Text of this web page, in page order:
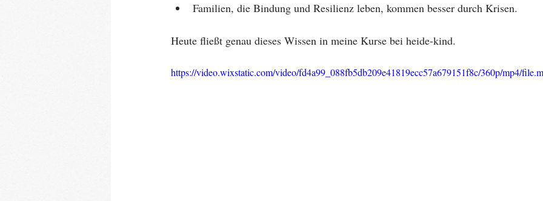
Familien, die Bindung und Resilienz leben, kommen besser durch Krisen.
Heute fließt genau dieses Wissen in meine Kurse bei heide-kind.
https://video.wixstatic.com/video/fd4a99_088fb5db209e41819ecc57a679151f8c/360p/mp4/